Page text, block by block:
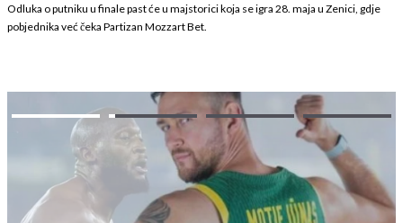
Odluka o putniku u finale past će u majstorici koja se igra 28. maja u Zenici, gdje
pobjednika već čeka Partizan Mozzart Bet.